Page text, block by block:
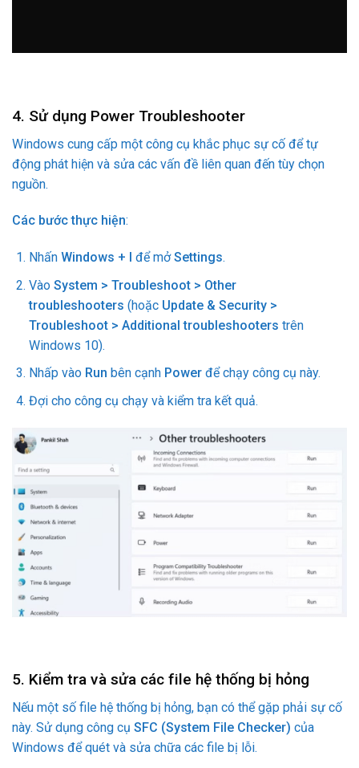
4. Sử dụng Power Troubleshooter
Windows cung cấp một công cụ khắc phục sự cố để tự
động phát hiện và sửa các vấn đề liên quan đến tùy chọn
nguồn.
Các bước thực hiện:
Nhấn Windows + I để mởSettings.
Vào System > Troubleshoot > Other
troubleshooters (hoặc Update & Security >
Troubleshoot > Additional troubleshooters trên
Windows 10).
Nhấp vào Run bên cạnh Powerđể chạy công cụ này.
Đợi cho công cụ chạy và kiểm tra kết quả.
5. Kiểm tra và sửa các file hệ thống bị hỏng
Nếu một số file hệ thống bị hỏng, bạn có thể gặp phải sự cố
này. Sử dụng công cụ SFC (System File Checker) của
Windows để quét và sửa chữa các file bị lỗi.